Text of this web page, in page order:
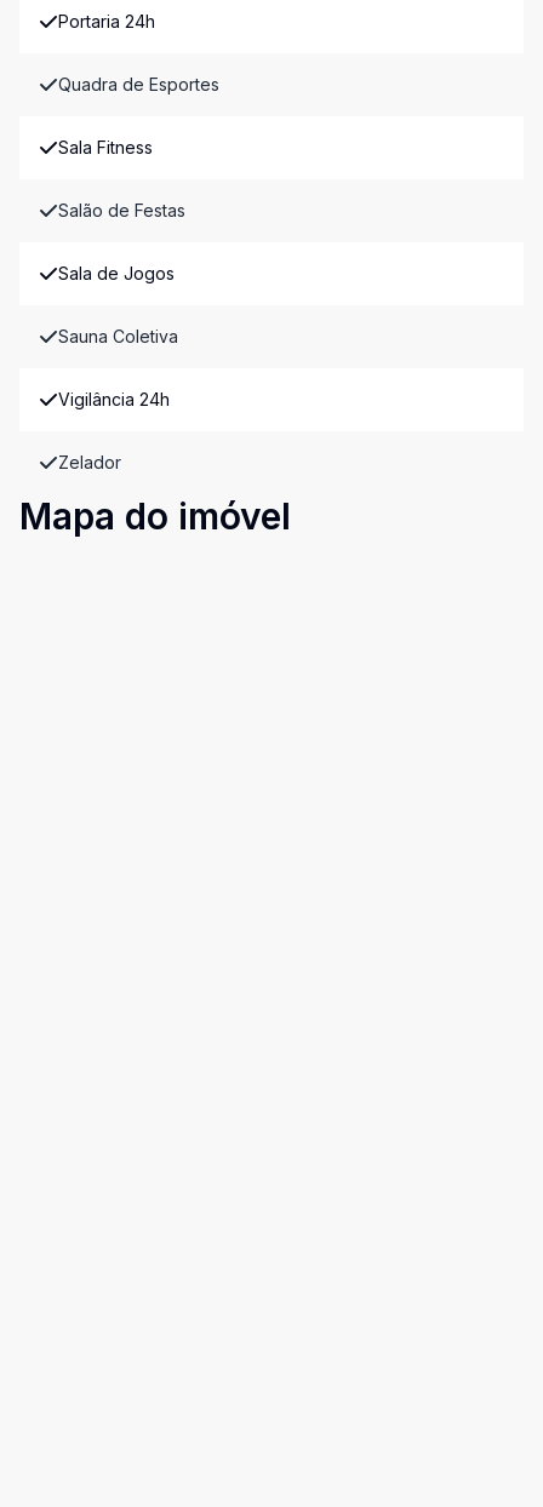
Portaria 24h
Quadra de Esportes
Sala Fitness
Salão de Festas
Sala de Jogos
Sauna Coletiva
Vigilância 24h
Zelador
Mapa do imóvel